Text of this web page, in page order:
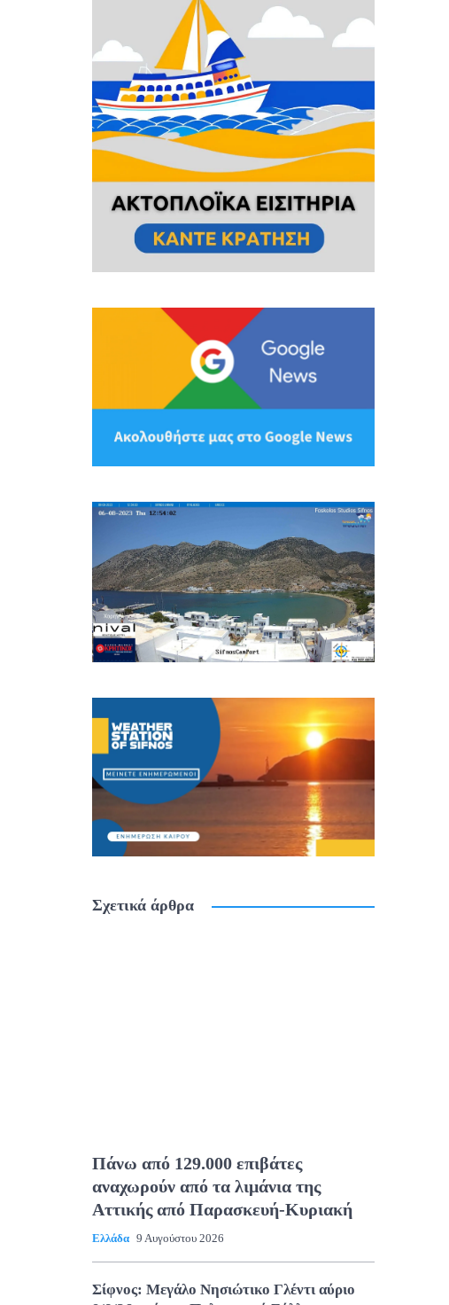
Σχετικά άρθρα
Πάνω από 129.000 επιβάτες
αναχωρούν από τα λιμάνια της
Αττικής από Παρασκευή-Κυριακή
Ελλάδα 9 Αυγούστου 2026
Σίφνος: Μεγάλο Νησιώτικο Γλέντι αύριο